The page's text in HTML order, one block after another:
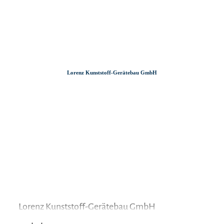
Lorenz Kunststoff-Gerätebau GmbH
Lorenz Kunststoff-Gerätebau GmbH